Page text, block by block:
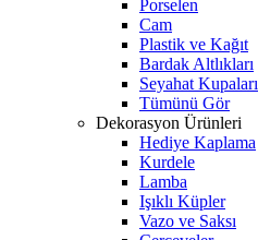
Porselen
Cam
Plastik ve Kağıt
Bardak Altlıkları
Seyahat Kupaları
Tümünü Gör
Dekorasyon Ürünleri
Hediye Kaplama
Kurdele
Lamba
Işıklı Küpler
Vazo ve Saksı